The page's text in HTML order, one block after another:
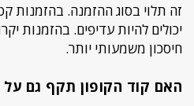
חיסכון משמעותי יותר.
האם קוד הקופון תקף גם על